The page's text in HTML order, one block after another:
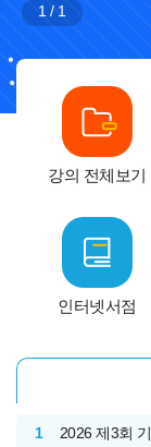
1 / 1
강의 전체보기
인터넷서점
1 2026 제3회